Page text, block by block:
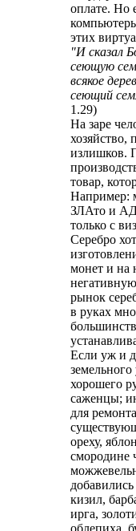
оплате. Но
этих
"И сказал
сеющую
всякое
сеющий
1.29)
На заре
хозяйство,
излишков.
товар,
Например:
ЗЛАто и
только с
Серебро
монет и на
рынок
в руках
Если уж и
земельного
хорошего
саженцы;
для
ореху,
смородине
кизил,
ирга,
облепиха,